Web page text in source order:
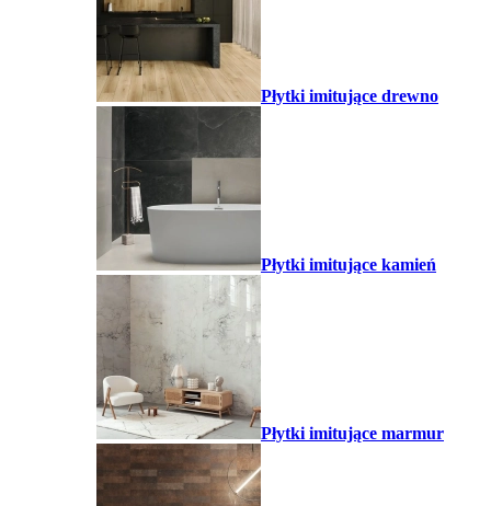
Płytki imitujące drewno
Płytki imitujące kamień
Płytki imitujące marmur